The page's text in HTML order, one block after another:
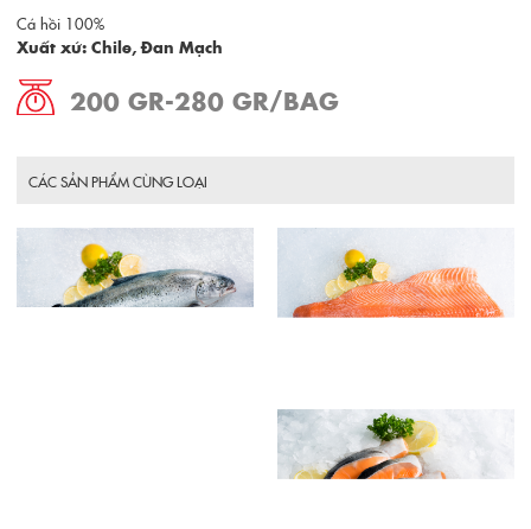
Cá hồi 100%
Xuất xứ: Chile, Đan Mạch
200 GR-280 GR/BAG
CÁC SẢN PHẨM CÙNG LOẠI